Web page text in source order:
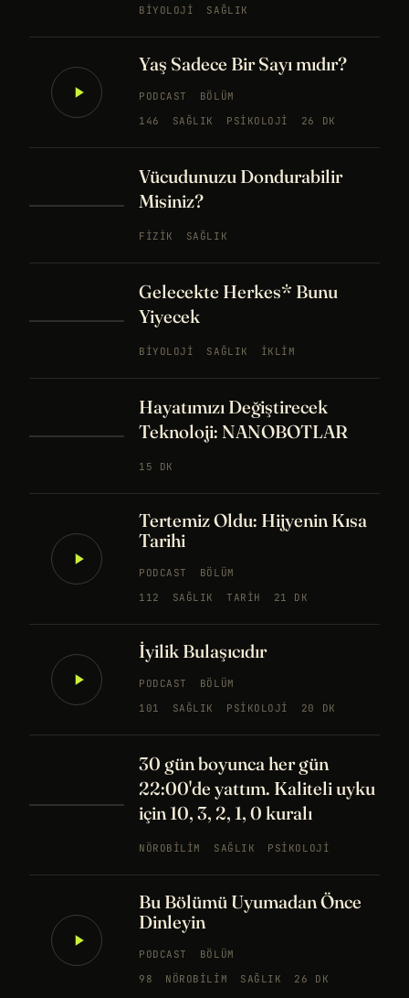
BIYOLOJI SAĞLIK
Yaş Sadece Bir Sayı mıdır?
PODCAST
BÖLÜM
146
SAĞLIK PSIKOLOJI 26 DK
Vücudunuzu Dondurabilir
Misiniz?
FIZIK SAĞLIK
Gelecekte Herkes* Bunu
Yiyecek
BIYOLOJI SAĞLIK İKLIM
Hayatımızı Değiştirecek
Teknoloji: NANOBOTLAR
15 DK
Tertemiz Oldu: Hijyenin Kısa
Tarihi
PODCAST
BÖLÜM
112
SAĞLIK TARIH 21 DK
İyilik Bulaşıcıdır
PODCAST
BÖLÜM
101
SAĞLIK PSIKOLOJI 20 DK
30 gün boyunca her gün
22:00'de yattım. Kaliteli uyku
için 10, 3, 2, 1, 0 kuralı
NÖROBILIM SAĞLIK PSIKOLOJI
Bu Bölümü Uyumadan Önce
Dinleyin
PODCAST
BÖLÜM
98
NÖROBILIM SAĞLIK 26 DK